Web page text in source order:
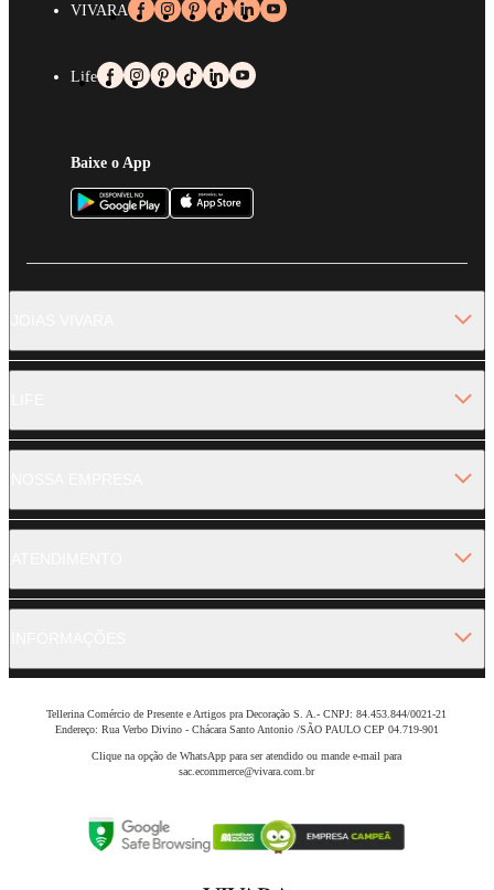
VIVARA
Life
Baixe o App
Tellerina Comércio de Presente e Artigos pra Decoração S. A.- CNPJ: 84.453.844/0021-21
Endereço: Rua Verbo Divino - Chácara Santo Antonio /SÃO PAULO CEP 04.719-901
Clique na opção de WhatsApp para ser atendido ou mande e-mail para
sac.ecommerce@vivara.com.br